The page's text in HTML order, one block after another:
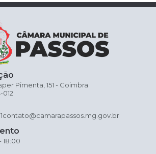
Pimenta, 151 - Coimbra
012
contato@camarapassos.mg.gov.br
18:00